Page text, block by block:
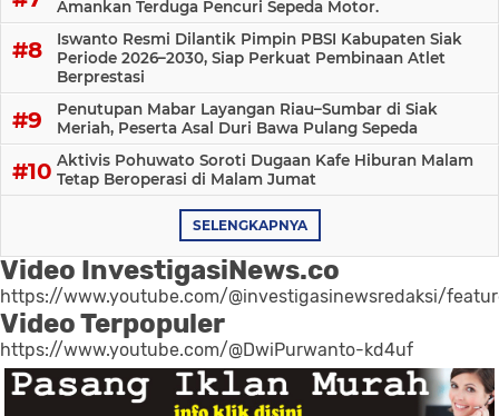
Amankan Terduga Pencuri Sepeda Motor.
Iswanto Resmi Dilantik Pimpin PBSI Kabupaten Siak
Periode 2026–2030, Siap Perkuat Pembinaan Atlet
Berprestasi
Penutupan Mabar Layangan Riau–Sumbar di Siak
Meriah, Peserta Asal Duri Bawa Pulang Sepeda
Aktivis Pohuwato Soroti Dugaan Kafe Hiburan Malam
Tetap Beroperasi di Malam Jumat
SELENGKAPNYA
Video InvestigasiNews.co
https://www.youtube.com/@investigasinewsredaksi/
Video Terpopuler
https://www.youtube.com/@DwiPurwanto-kd4uf